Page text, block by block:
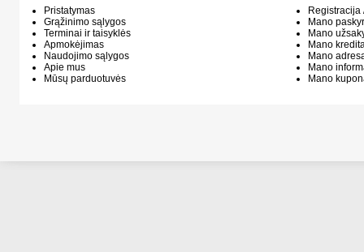
Pristatymas
Grąžinimo sąlygos
Terminai ir taisyklės
Apmokėjimas
Naudojimo sąlygos
Apie mus
Mūsų parduotuvės
Mano
Mano
Mano
Mano
Mano
Mano